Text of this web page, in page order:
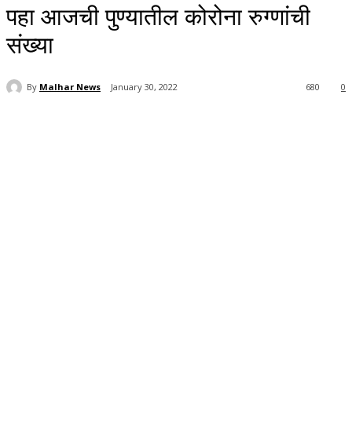
पहा आजची पुण्यातील कोरोना रुग्णांची
संख्या
By Malhar News January 30, 2022 0
680